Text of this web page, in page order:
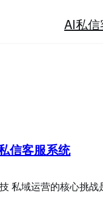
AI私信
信客服系统
私域运营的核心挑